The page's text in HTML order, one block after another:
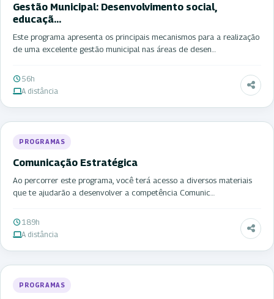
Gestão Municipal: Desenvolvimento social,
educaçã…
Este programa apresenta os principais mecanismos para a realização
de uma excelente gestão municipal nas áreas de desen…
56h
A distância
PROGRAMAS
Comunicação Estratégica
Ao percorrer este programa, você terá acesso a diversos materiais
que te ajudarão a desenvolver a competência Comunic…
189h
A distância
PROGRAMAS